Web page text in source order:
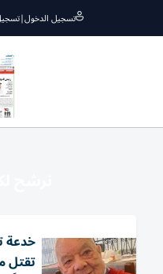
تسجيل الدخول|
خدعة
تقتل